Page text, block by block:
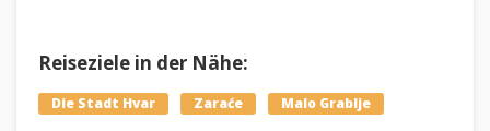
Reiseziele in der Nähe:
Die Stadt Hvar Zaraće Malo Grablje